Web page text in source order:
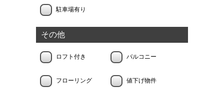
駐車場有り
その他
ロフト付き バルコニー
フローリング 値下げ物件